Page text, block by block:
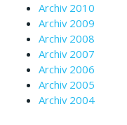
Archiv 2010
Archiv 2009
Archiv 2008
Archiv 2007
Archiv 2006
Archiv 2005
Archiv 2004